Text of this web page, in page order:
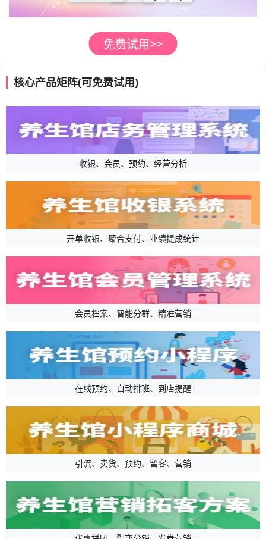
核心产品矩阵(可免费试用)
收银、会员、预约、经营分析
开单收银、聚合支付、业绩提成统计
会员档案、智能分群、精准营销
在线预约、自动排班、到店提醒
引流、卖货、预约、留客、营销